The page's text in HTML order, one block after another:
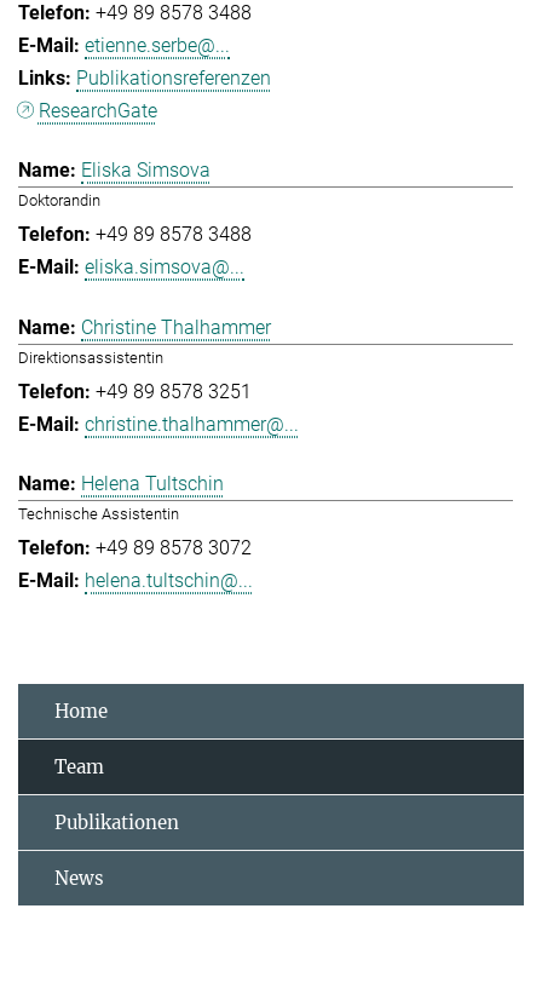
+49 89 8578 3488
etienne.serbe@...
Publikationsreferenzen
ResearchGate
Eliska Simsova
Doktorandin
+49 89 8578 3488
eliska.simsova@...
Christine Thalhammer
Direktionsassistentin
+49 89 8578 3251
christine.thalhammer@...
Helena Tultschin
Technische Assistentin
+49 89 8578 3072
helena.tultschin@...
Home
Team
Publikationen
News